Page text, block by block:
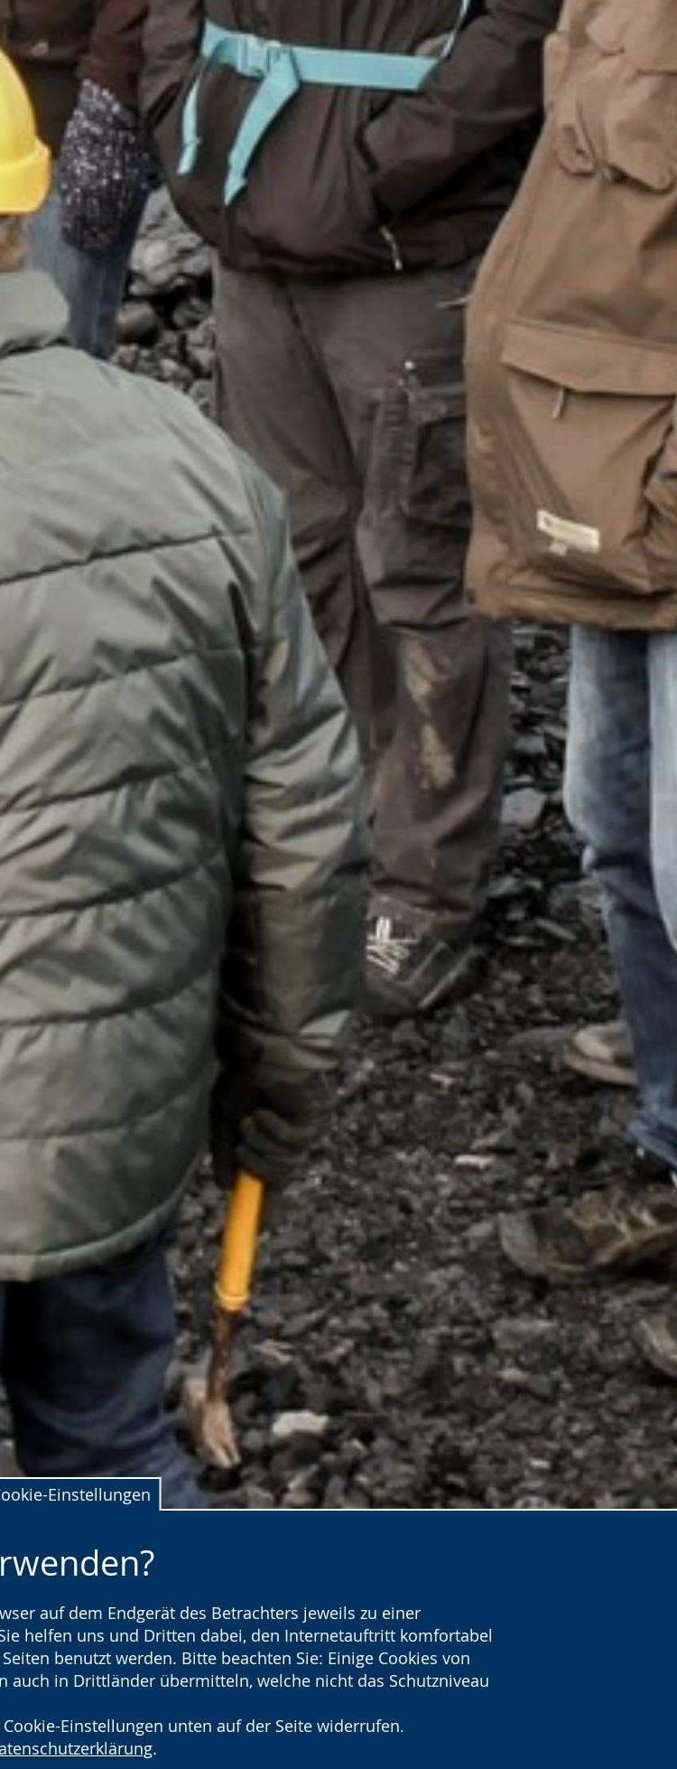
Einstellungen
auf dem Endgerät des Betrachters jeweils zu einer
helfen uns und Dritten dabei, den Internetauftritt komfortabel
benutzt werden. Bitte beachten Sie: Einige Cookies von
auch in Drittländer übermitteln, welche nicht das Schutzniveau
Einstellungen unten auf der Seite widerrufen.
.